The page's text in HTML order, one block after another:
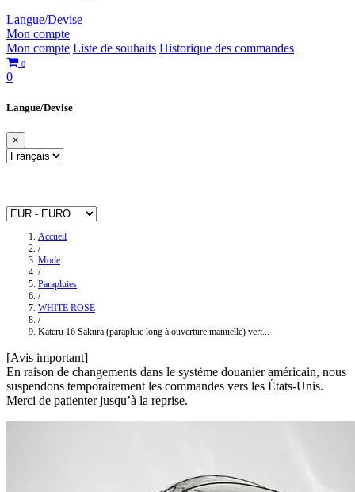
Langue/Devise
Mon compte
Mon compte Liste de souhaits Historique des commandes
0
0
Langue/Devise
×
Accueil
/
Mode
/
Parapluies
/
WHITE ROSE
/
Kateru 16 Sakura (parapluie long à ouverture manuelle) vert...
[Avis important]
En raison de changements dans le système douanier américain, nous
suspendons temporairement les commandes vers les États-Unis.
Merci de patienter jusqu’à la reprise.